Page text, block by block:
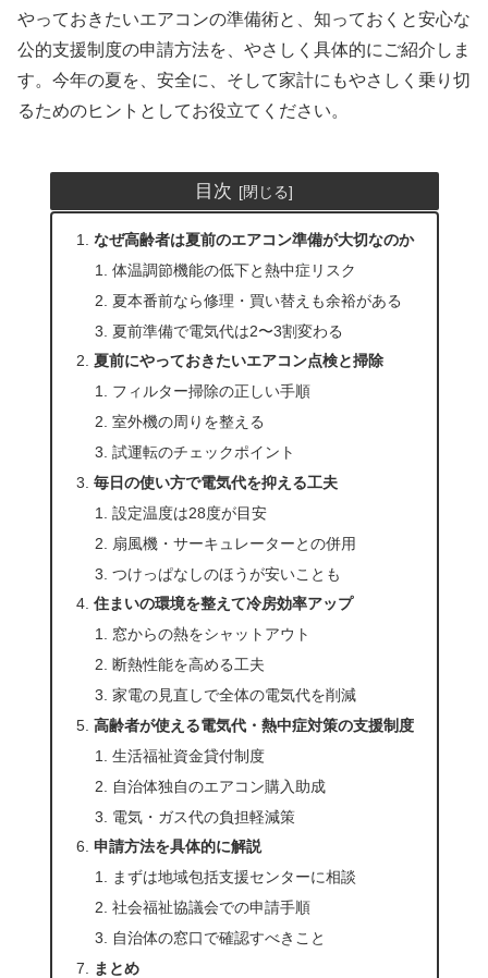
やっておきたいエアコンの準備術と、知っておくと安心な
公的支援制度の申請方法を、やさしく具体的にご紹介しま
す。今年の夏を、安全に、そして家計にもやさしく乗り切
るためのヒントとしてお役立てください。
目次
なぜ高齢者は夏前のエアコン準備が大切なのか
体温調節機能の低下と熱中症リスク
夏本番前なら修理・買い替えも余裕がある
夏前準備で電気代は2〜3割変わる
夏前にやっておきたいエアコン点検と掃除
フィルター掃除の正しい手順
室外機の周りを整える
試運転のチェックポイント
毎日の使い方で電気代を抑える工夫
設定温度は28度が目安
扇風機・サーキュレーターとの併用
つけっぱなしのほうが安いことも
住まいの環境を整えて冷房効率アップ
窓からの熱をシャットアウト
断熱性能を高める工夫
家電の見直しで全体の電気代を削減
高齢者が使える電気代・熱中症対策の支援制度
生活福祉資金貸付制度
自治体独自のエアコン購入助成
電気・ガス代の負担軽減策
申請方法を具体的に解説
まずは地域包括支援センターに相談
社会福祉協議会での申請手順
自治体の窓口で確認すべきこと
まとめ